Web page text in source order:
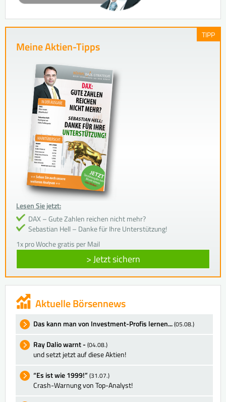
TIPP
Meine Aktien-Tipps
Lesen Sie jetzt:
DAX – Gute Zahlen reichen nicht mehr?
Sebastian Hell – Danke für Ihre Unterstützung!
1x pro Woche gratis per Mail
> Jetzt sichern
Aktuelle Börsennews
Das kann man von Investment-Profis lernen...(05.08.)
Ray Dalio warnt - (04.08.)
und setzt jetzt auf diese Aktien!
“Es ist wie 1999!”(31.07.)
Crash-Warnung von Top-Analyst!